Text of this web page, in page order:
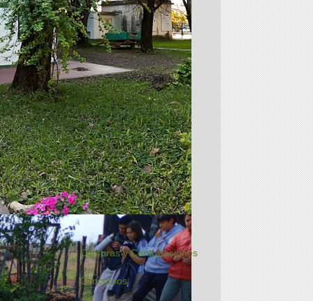
Compras y Contrataciones
Concursos